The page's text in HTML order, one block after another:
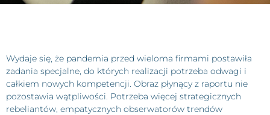
Wydaje się, że pandemia przed wieloma firmami postawiła
zadania specjalne, do których realizacji potrzeba odwagi i
całkiem nowych kompetencji. Obraz płynący z raportu nie
pozostawia wątpliwości. Potrzeba więcej strategicznych
rebeliantów, empatycznych obserwatorów trendów